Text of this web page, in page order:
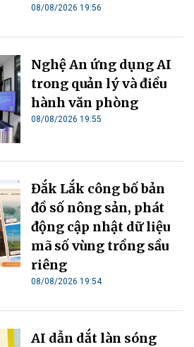
08/08/2026 19:56
Nghệ An ứng dụng AI
trong quản lý và điều
hành văn phòng
08/08/2026 19:55
Đắk Lắk công bố bản
đồ số nông sản, phát
động cập nhật dữ liệu
mã số vùng trồng sầu
riêng
08/08/2026 19:54
AI dẫn dắt làn sóng